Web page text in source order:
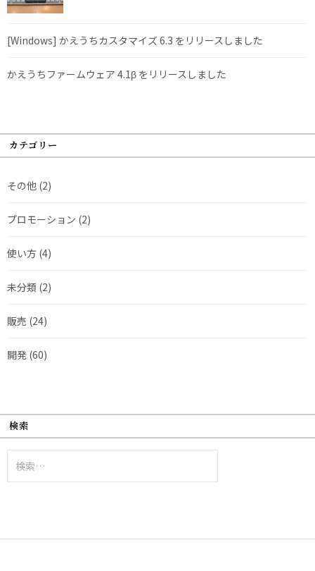
[Windows] かえうちカスタマイズ 6.3 をリリースしました
かえうちファームウェア 4.1β をリリースしました
カテゴリー
その他 (2)
プロモーション (2)
使い方 (4)
未分類 (2)
販売 (24)
開発 (60)
検索
索: